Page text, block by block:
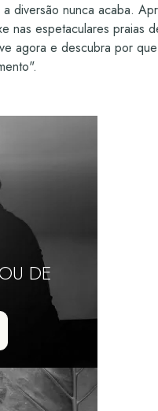
diversão nunca acaba.
nas espetaculares praias
agora e descubra por
DE